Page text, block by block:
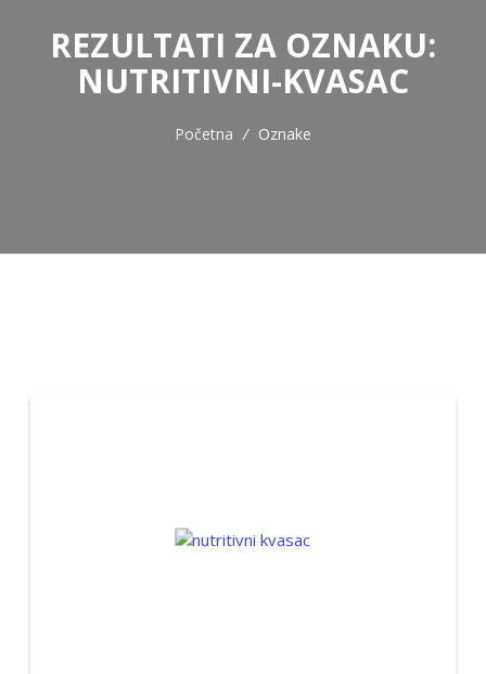
REZULTATI ZA OZNAKU:
NUTRITIVNI-KVASAC
Početna / Oznake